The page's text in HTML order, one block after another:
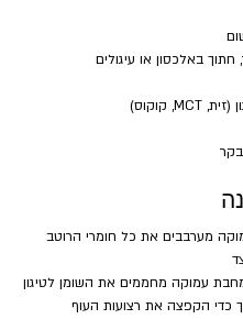
בקר
מערבבים את כל חומרי הרוטב
עמוקה מחממים את השומן לטיגון
כדי הקפצה את רצועות העוף